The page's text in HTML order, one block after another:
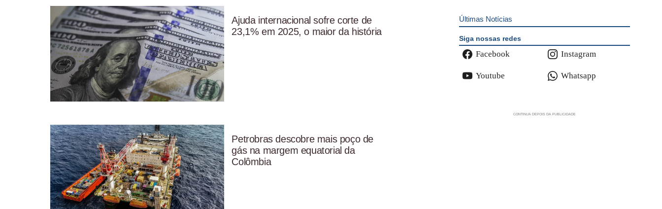
Ajuda internacional sofre corte de
23,1% em 2025, o maior da história
Petrobras descobre mais poço de
gás na margem equatorial da
Colômbia
Últimas Notícias
Siga nossas redes
Facebook Instagram
Youtube Whatsapp